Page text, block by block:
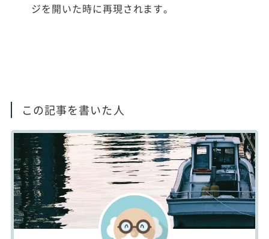
ジを開いた時に再現されます。
この記事を書いた人